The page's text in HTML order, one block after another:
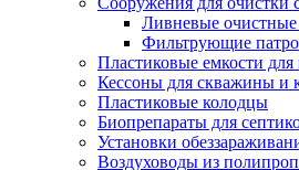
Ливневые
Фильтрующие
Пластиковые емкости
Кессоны для скважины и
Пластиковые колодцы
Биопрепараты для
Установки
Воздуховоды из